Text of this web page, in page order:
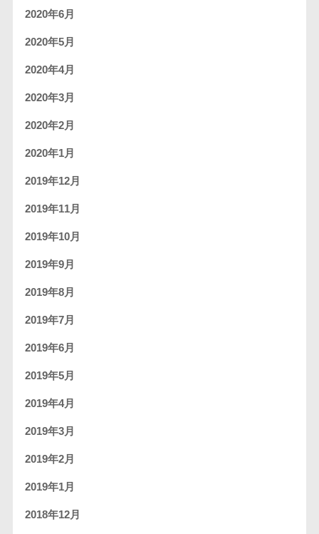
2020年6月
2020年5月
2020年4月
2020年3月
2020年2月
2020年1月
2019年12月
2019年11月
2019年10月
2019年9月
2019年8月
2019年7月
2019年6月
2019年5月
2019年4月
2019年3月
2019年2月
2019年1月
2018年12月